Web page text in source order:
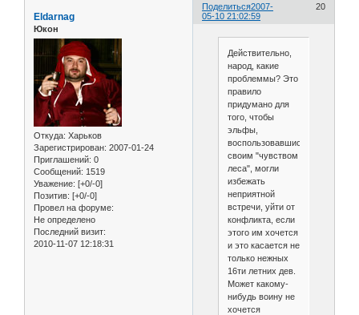
Поделиться 20
2007-
05-10 21:02:59
Eldarnag
Юкон
Откуда: Харьков
Зарегистрирован: 2007-01-24
Приглашений: 0
Сообщений: 1519
Уважение: [+0/-0]
Позитив: [+0/-0]
Провел на форуме:
Не определено
Последний визит:
2010-11-07 12:18:31
Действительно,
народ, какие
проблеммы? Это
правило
придумано для
того, чтобы
эльфы,
воспользовавшись
своим "чувством
леса", могли
избежать
неприятной
встречи, уйти от
конфликта, если
этого им хочется
и это касается не
только нежных
16ти летних дев.
Может какому-
нибудь воину не
хочется